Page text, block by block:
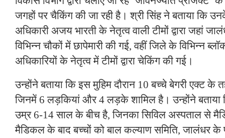
जगहों पर चैकिंग की जा रही है। श्री सिंह ने बताया कि
अधिकारी अजय भारती के नेतृत्व वाली टीमों द्वारा जहां
विभिन्न चौकों में छापेमारी की गई, वहीं जिले के विभिन्न
अधिकारियों के नेतृत्व में टीमों द्वारा चेकिंग की गई।
उन्होंने बताया कि इस मुहिम दौरान 10 बच्चे बेगरी एक्ट के
जिनमें 6 लड़कियां और 4 लड़के शामिल है। उन्होंने बताया
उम्र 6-14 साल के बीच है, जिनका सिविल अस्पताल से
मैडिकल के बाद बच्चों को बाल कल्याण समिति, जालंधर के